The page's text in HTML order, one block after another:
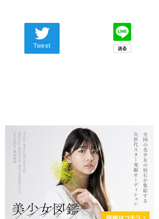
Tweet